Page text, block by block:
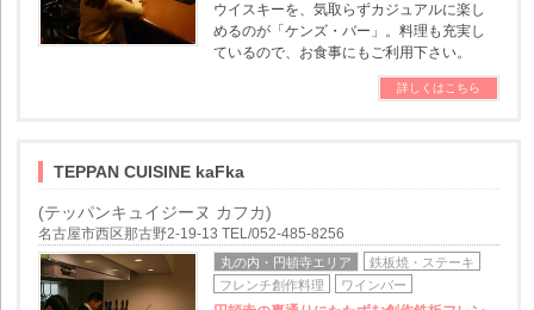
ウイスキーを、気取らずカジュアルに楽し
めるのが「ケンズ・バー」。料理も充実し
ているので、お食事にもご利用下さい。
詳しくはこちら
TEPPAN CUISINE kaFka
(テッパンキュイジーヌ カフカ)
名古屋市西区那古野2-19-13 TEL/052-485-8256
丸の内・円頓寺エリア
鉄板焼・ステーキ
フレンチ創作料理
ワインバー